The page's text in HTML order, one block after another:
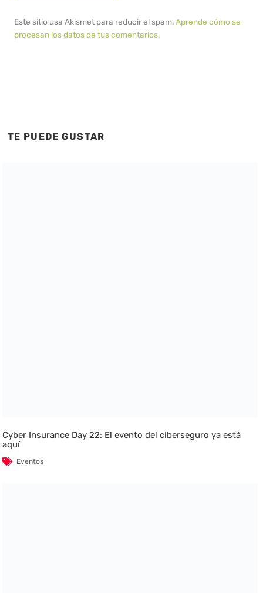
Este sitio usa Akismet para reducir el spam.Aprende cómo se
procesan los datos de tus comentarios.
TE PUEDE GUSTAR
Cyber Insurance Day 22: El evento del ciberseguro ya está
aquí
Eventos